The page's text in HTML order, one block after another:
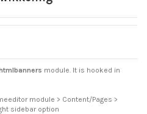
module. It is hooked in
module > Content/Pages >
sidebar option